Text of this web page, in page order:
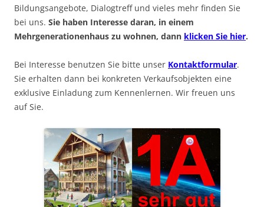
Bildungsangebote, Dialogtreff und vieles mehr finden Sie
bei uns. Sie haben Interesse daran, in einem
Mehrgenerationenhaus zu wohnen, dann klicken Sie hier.
Bei Interesse benutzen Sie bitte unser Kontaktformular.
Sie erhalten dann bei konkreten Verkaufsobjekten eine
exklusive Einladung zum Kennenlernen. Wir freuen uns
auf Sie.